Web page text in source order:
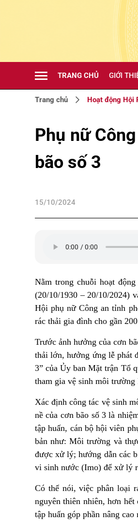
TRANG CHỦ GIỚI
Trang chủ Hoạt động Hội
Phụ nữ
bão số 3
15/10/2024
Nằm trong chuỗi hoạt
(20/10/1930 – 20/10/2024)
Hội phụ nữ Công an tỉnh
rác thải gia đình cho gần
Trước ảnh hưởng của cơn
thải lớn, hưởng ứng lễ phát
3” của Ủy ban Mặt trận Tổ
tham gia vệ sinh môi trường
Xác định công tác vệ sinh
nề của cơn bão số 3 là
tập huấn, cán bộ hội viên
bản như: Môi trường và
được xử lý; hướng dẫn các
vi sinh nước (Imo) để xử lý
Có thể nói, việc phân loại
nguyên thiên nhiên, hơn
tập huấn góp phần nâng